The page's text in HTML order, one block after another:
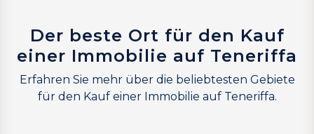
Der beste Ort für den Kauf
einer Immobilie auf Teneriffa
Erfahren Sie mehr über die beliebtesten Gebiete
für den Kauf einer Immobilie auf Teneriffa.